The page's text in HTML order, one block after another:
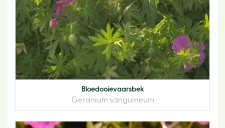
Bloedooievaarsbek
Geranium sanguineum